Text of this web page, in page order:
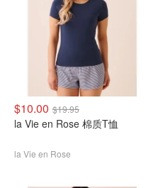
$10.00 $19.95
la Vie en Rose 棉质T恤
la Vie en Rose